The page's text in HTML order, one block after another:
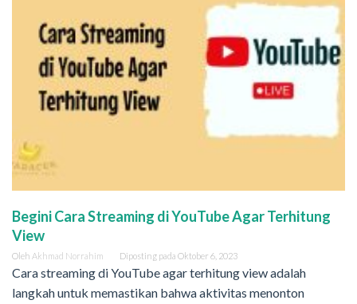
Begini Cara Streaming di YouTube Agar Terhitung
View
Oleh Akhmad Norrahim Diposting pada Oktober 6, 2023
Cara streaming di YouTube agar terhitung view adalah
langkah untuk memastikan bahwa aktivitas menonton